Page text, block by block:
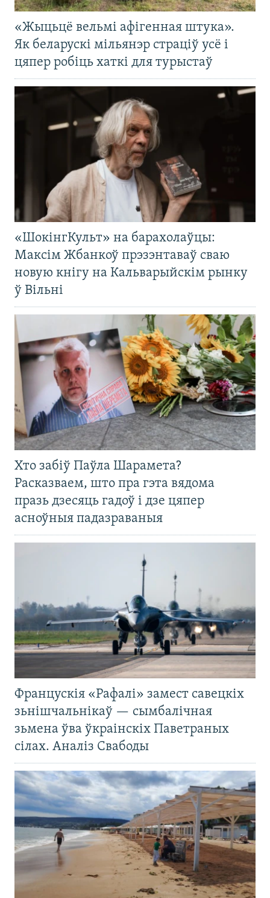
«Жыцьцё вельмі афігенная штука».
Як беларускі мільянэр страціў усё і
цяпер робіць хаткі для турыстаў
«ШокінгКульт» на барахолаўцы:
Максім Жбанкоў прэзэнтаваў сваю
новую кнігу на Кальварыйскім рынку
ў Вільні
Хто забіў Паўла Шарамета?
Расказваем, што пра гэта вядома
празь дзесяць гадоў і дзе цяпер
асноўныя падазраваныя
Францускія «Рафалі» замест савецкіх
зьнішчальнікаў — сымбалічная
зьмена ўва ўкраінскіх Паветраных
сілах. Аналіз Свабоды